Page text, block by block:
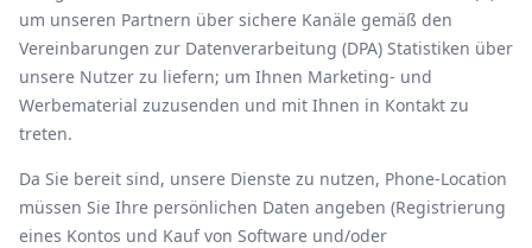
um unseren Partnern über sichere Kanäle gemäß den
Vereinbarungen zur Datenverarbeitung (DPA) Statistiken über
unsere Nutzer zu liefern; um Ihnen Marketing- und
Werbematerial zuzusenden und mit Ihnen in Kontakt zu
treten.
Da Sie bereit sind, unsere Dienste zu nutzen, Phone-Location
müssen Sie Ihre persönlichen Daten angeben (Registrierung
eines Kontos und Kauf von Software und/oder